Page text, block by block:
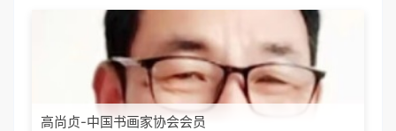
高尚贞-中国书画家协会会员